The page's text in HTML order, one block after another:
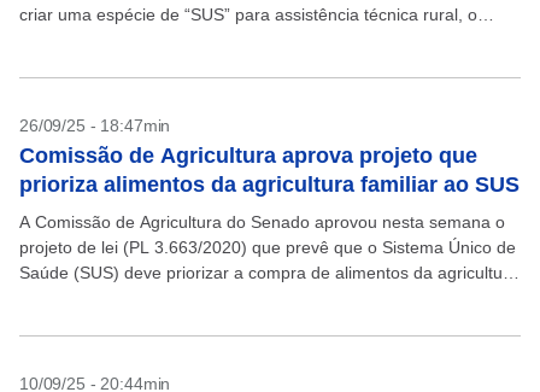
criar uma espécie de “SUS” para assistência técnica rural, o
26/09/25 - 18:47min
Comissão de Agricultura aprova projeto que
prioriza alimentos da agricultura familiar ao SUS
A Comissão de Agricultura do Senado aprovou nesta semana o
projeto de lei (PL 3.663/2020) que prevê que o Sistema Único de
Saúde (SUS) deve priorizar a compra de alimentos da agricultura
10/09/25 - 20:44min